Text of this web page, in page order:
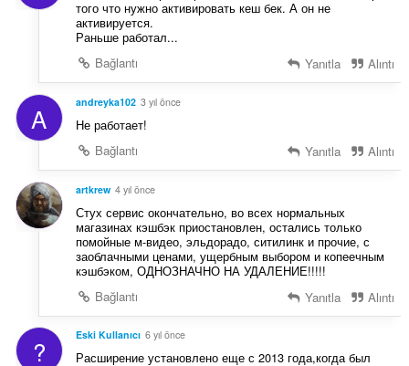
того что нужно активировать кеш бек. А он не
активируется.
Раньше работал...
Bağlantı
Yanıtla Alıntı
A andreyka102 3 yıl önce
Не работает!
Bağlantı
Yanıtla Alıntı
artkrew 4 yıl önce
Стух сервис окончательно, во всех нормальных
магазинах кэшбэк приостановлен, остались только
помойные м-видео, эльдорадо, ситилинк и прочие, с
заоблачными ценами, ущербным выбором и копеечным
кэшбэком, ОДНОЗНАЧНО НА УДАЛЕНИЕ!!!!!
Bağlantı
Yanıtla Alıntı
? Eski Kullanıcı 6 yıl önce
Расширение установлено еще с 2013 года,когда был